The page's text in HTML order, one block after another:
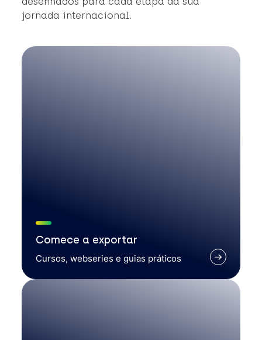
jornada internacional.
Comece a exportar
Cursos, webseries e guias práticos